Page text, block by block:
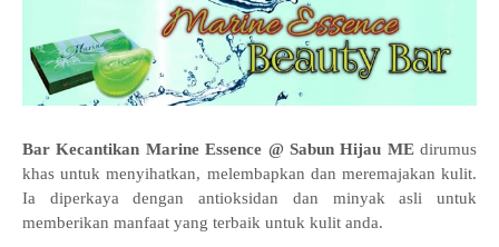
Bar Kecantikan Marine Essence @ Sabun Hijau ME dirumus
khas untuk menyihatkan, melembapkan dan meremajakan kulit.
Ia diperkaya dengan antioksidan dan minyak asli untuk
memberikan manfaat yang terbaik untuk kulit anda.